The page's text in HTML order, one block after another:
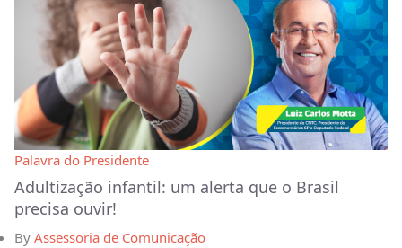
Palavra do Presidente
Adultização infantil: um alerta que o Brasil
precisa ouvir!
By Assessoria de Comunicação